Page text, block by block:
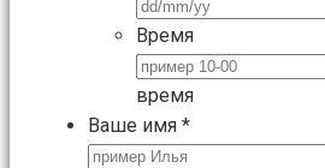
Время
время
Ваше имя *